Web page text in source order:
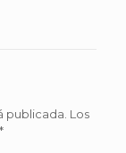
publicada. Los
*